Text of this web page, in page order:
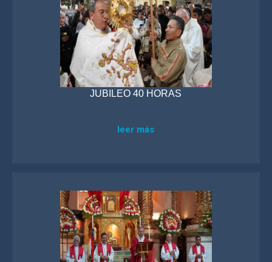
JUBILEO 40 HORAS
leer más